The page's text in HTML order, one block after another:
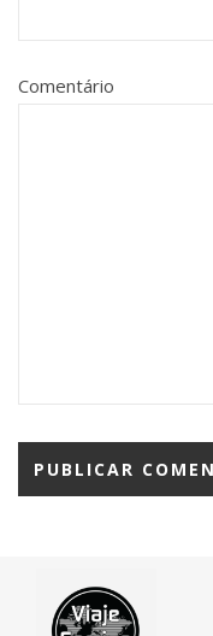
Comentário